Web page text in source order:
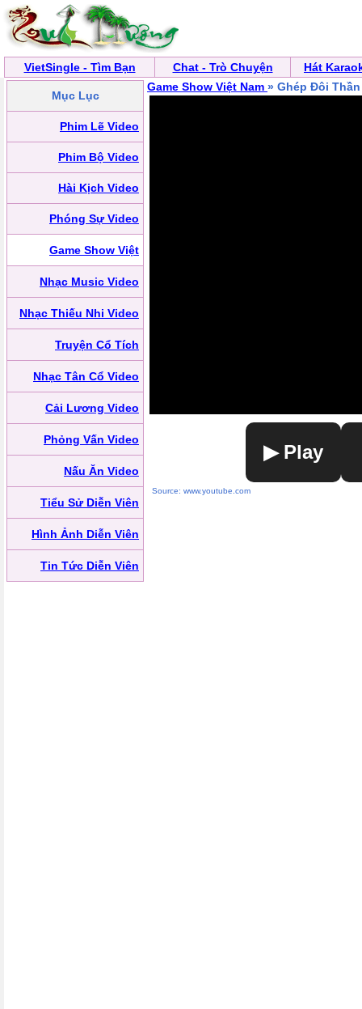
VietSingle - Tìm Bạn Chat - Trò Chuyện Hát
Mục Lục
Phim Lẽ Video
Phim Bộ Video
Hài Kịch Video
Phóng Sự Video
Game Show Việt
Nhạc Music Video
Nhạc Thiếu Nhi Video
Truyện Cổ Tích
Nhạc Tân Cổ Video
Cải Lương Video
Phỏng Vấn Video
Nấu Ăn Video
Tiểu Sử Diễn Viên
Hình Ảnh Diễn Viên
Tin Tức Diễn Viên
Game Show Việt Nam » Ghép Đôi
▶ Play
Source: www.youtube.com